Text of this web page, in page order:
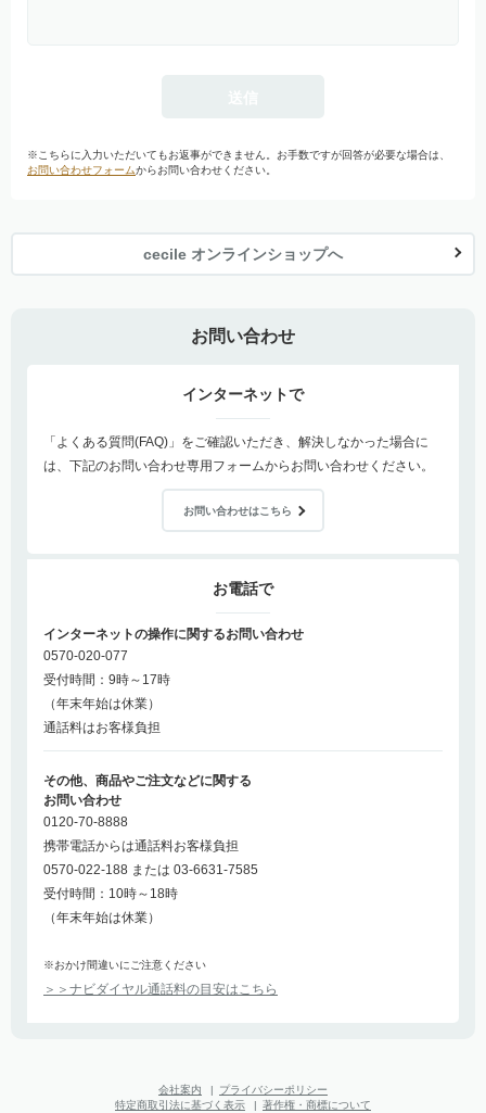
※こちらに入力いただいてもお返事ができません。お手数ですが回答が必要な場合は、
お問い合わせフォームからお問い合わせください。
cecile オンラインショップへ
お問い合わせ
インターネットで
「よくある質問(FAQ)」をご確認いただき、解決しなかった場合に
は、下記のお問い合わせ専用フォームからお問い合わせください。
お問い合わせはこちら
お電話で
インターネットの操作に関するお問い合わせ
0570-020-077
受付時間：9時～17時
（年末年始は休業）
通話料はお客様負担
その他、商品やご注文などに関する
お問い合わせ
0120-70-8888
携帯電話からは通話料お客様負担
0570-022-188 または 03-6631-7585
受付時間：10時～18時
（年末年始は休業）
※おかけ間違いにご注意ください
＞＞ナビダイヤル通話料の目安はこちら
会社案内 |
プライバシーポリシー
特定商取引法に基づく表示
| 著作権・商標について